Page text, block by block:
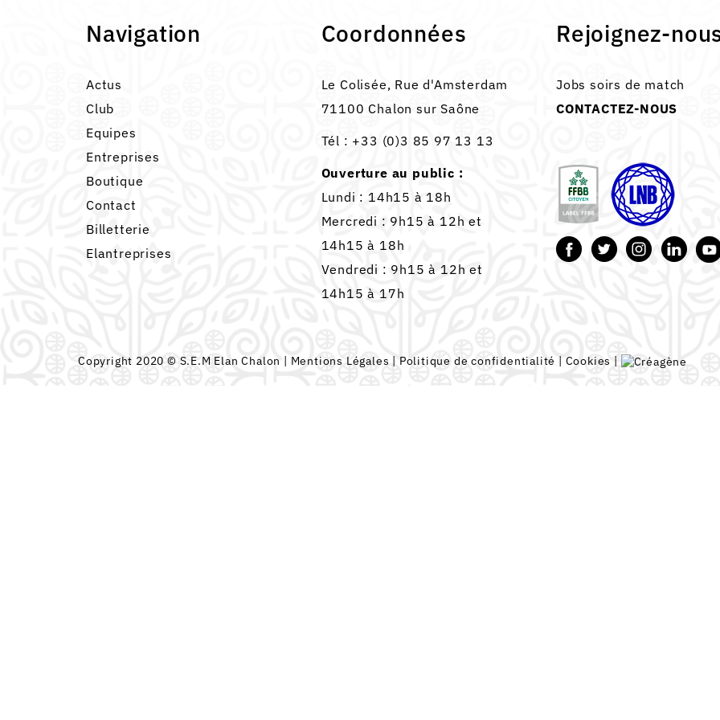
Navigation
Actus
Club
Equipes
Entreprises
Boutique
Contact
Billetterie
Elantreprises
Coordonnées
Le Colisée, Rue d'Amsterdam
71100 Chalon sur Saône
Tél : +33 (0)3 85 97 13 13
Ouverture au public :
Lundi : 14h15 à 18h
Mercredi : 9h15 à 12h et
14h15 à 18h
Vendredi : 9h15 à 12h et
14h15 à 17h
Rejoignez-
Jobs soirs de match
CONTACTEZ-NOUS
Copyright 2020 © S.E.M Elan Chalon | Mentions Légales | Politique de confidentialité | Cookies |